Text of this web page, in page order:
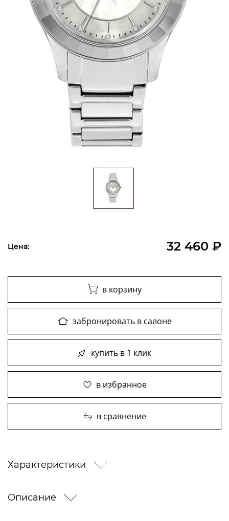
Цена: 32 460 ₽
в корзину
забронировать в салоне
купить в 1 клик
в избранное
в сравнение
Характеристики
Описание